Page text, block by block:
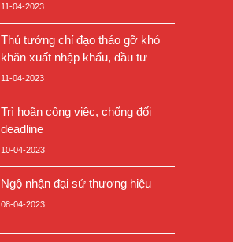
11-04-2023
Thủ tướng chỉ đạo tháo gỡ khó
khăn xuất nhập khẩu, đầu tư
11-04-2023
Trì hoãn công việc, chống đối
deadline
10-04-2023
Ngộ nhận đại sứ thương hiệu
08-04-2023